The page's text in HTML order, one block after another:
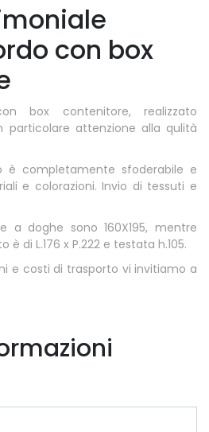
con box
box contenitore, realizzato
attenzione alla qulità
è completamente sfoderabile e
e colorazioni. Invio di tessuti e
a doghe sono 160X195, mentre
di L.176 x P.222 e testata h.105.
e costi di trasporto vi invitiamo a